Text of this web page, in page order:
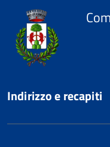
Indirizzo e recapiti